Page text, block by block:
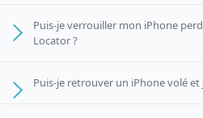
Puis-je verrouiller mon iPhone
Locator ?
Puis-je retrouver un iPhone volé et